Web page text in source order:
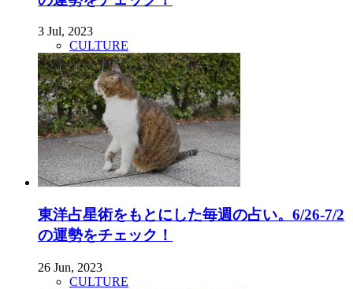
3 Jul, 2023
CULTURE
東洋占星術をもとにした毎週の占い。6/26-7/2
の運勢をチェック！
26 Jun, 2023
CULTURE